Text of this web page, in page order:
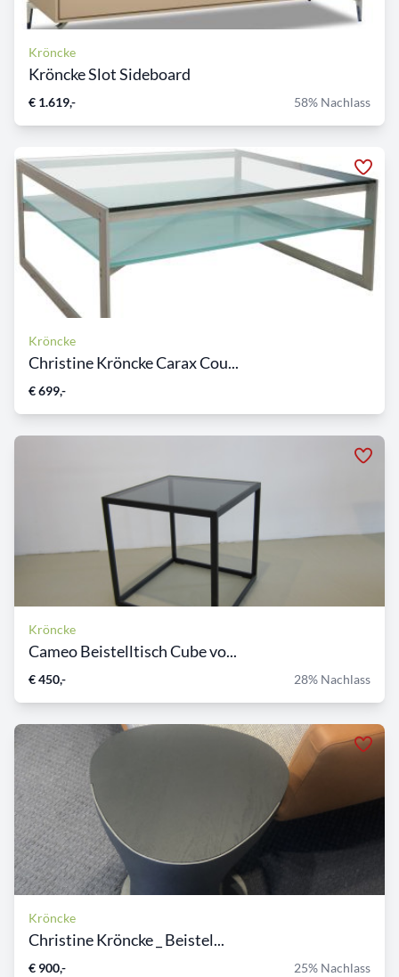
Kröncke
Kröncke Slot Sideboard
€ 1.619,- 58% Nachlass
Kröncke
Christine Kröncke Carax Cou...
€ 699,-
Kröncke
Cameo Beistelltisch Cube vo...
€ 450,- 28% Nachlass
Kröncke
Christine Kröncke _ Beistel...
€ 900,- 25% Nachlass